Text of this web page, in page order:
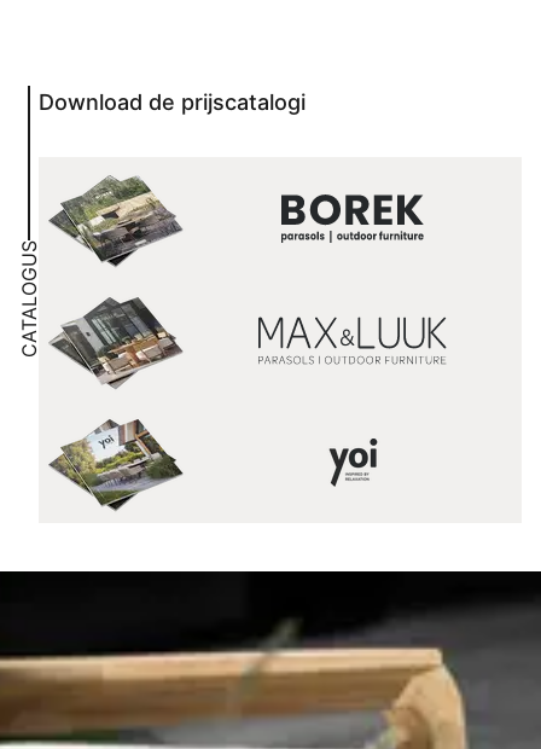
CATALOGUS
Download de prijscatalogi